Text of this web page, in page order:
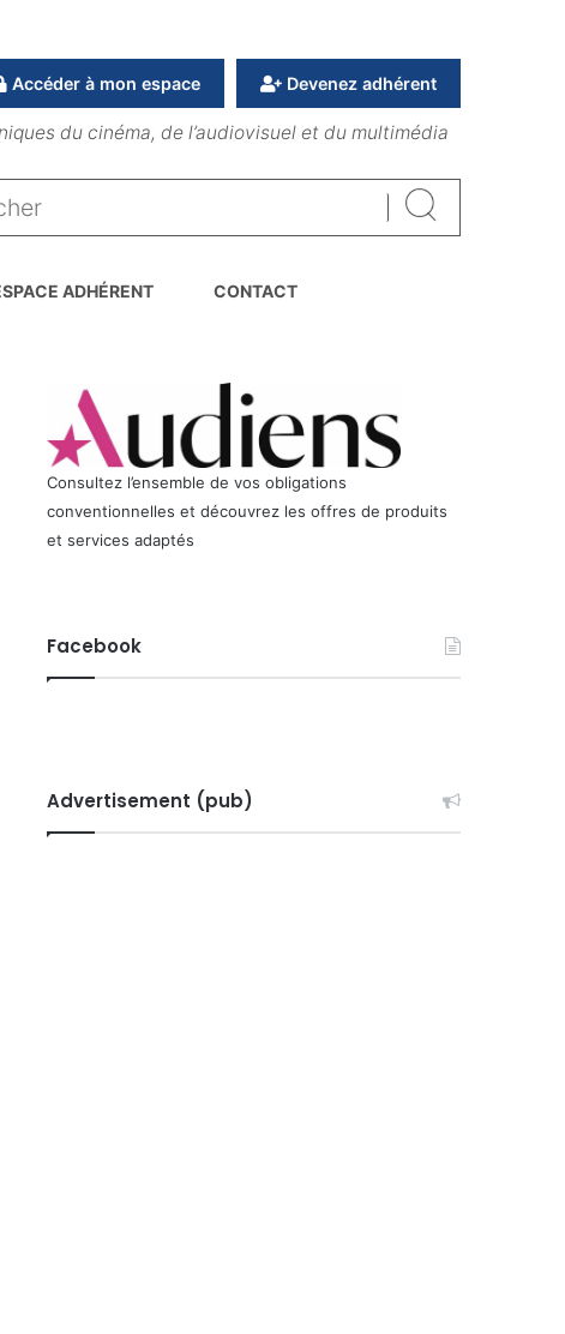
Devenez adhérent
Accéder à mon espace
du cinéma, de l’audiovisuel et du multimédia
Rechercher
ADHÉRENT CONTACT
Consultez l’ensemble de vos obligations
conventionnelles et découvrez les offres de produits
et services adaptés
Facebook
Advertisement (pub)